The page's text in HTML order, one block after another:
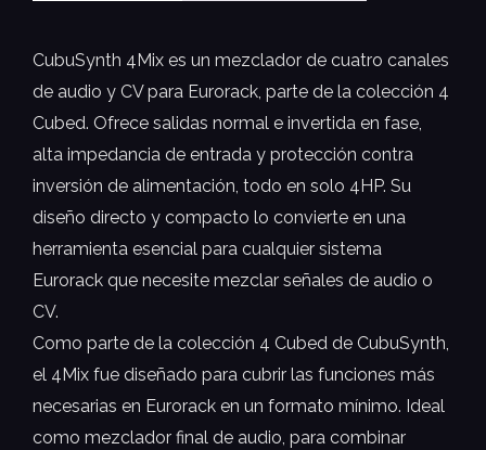
CubuSynth 4Mix es un mezclador de cuatro canales
de audio y CV para Eurorack, parte de la colección 4
Cubed. Ofrece salidas normal e invertida en fase,
alta impedancia de entrada y protección contra
inversión de alimentación, todo en solo 4HP. Su
diseño directo y compacto lo convierte en una
herramienta esencial para cualquier sistema
Eurorack que necesite mezclar señales de audio o
CV.
Como parte de la colección 4 Cubed de CubuSynth,
el 4Mix fue diseñado para cubrir las funciones más
necesarias en Eurorack en un formato mínimo. Ideal
como mezclador final de audio, para combinar